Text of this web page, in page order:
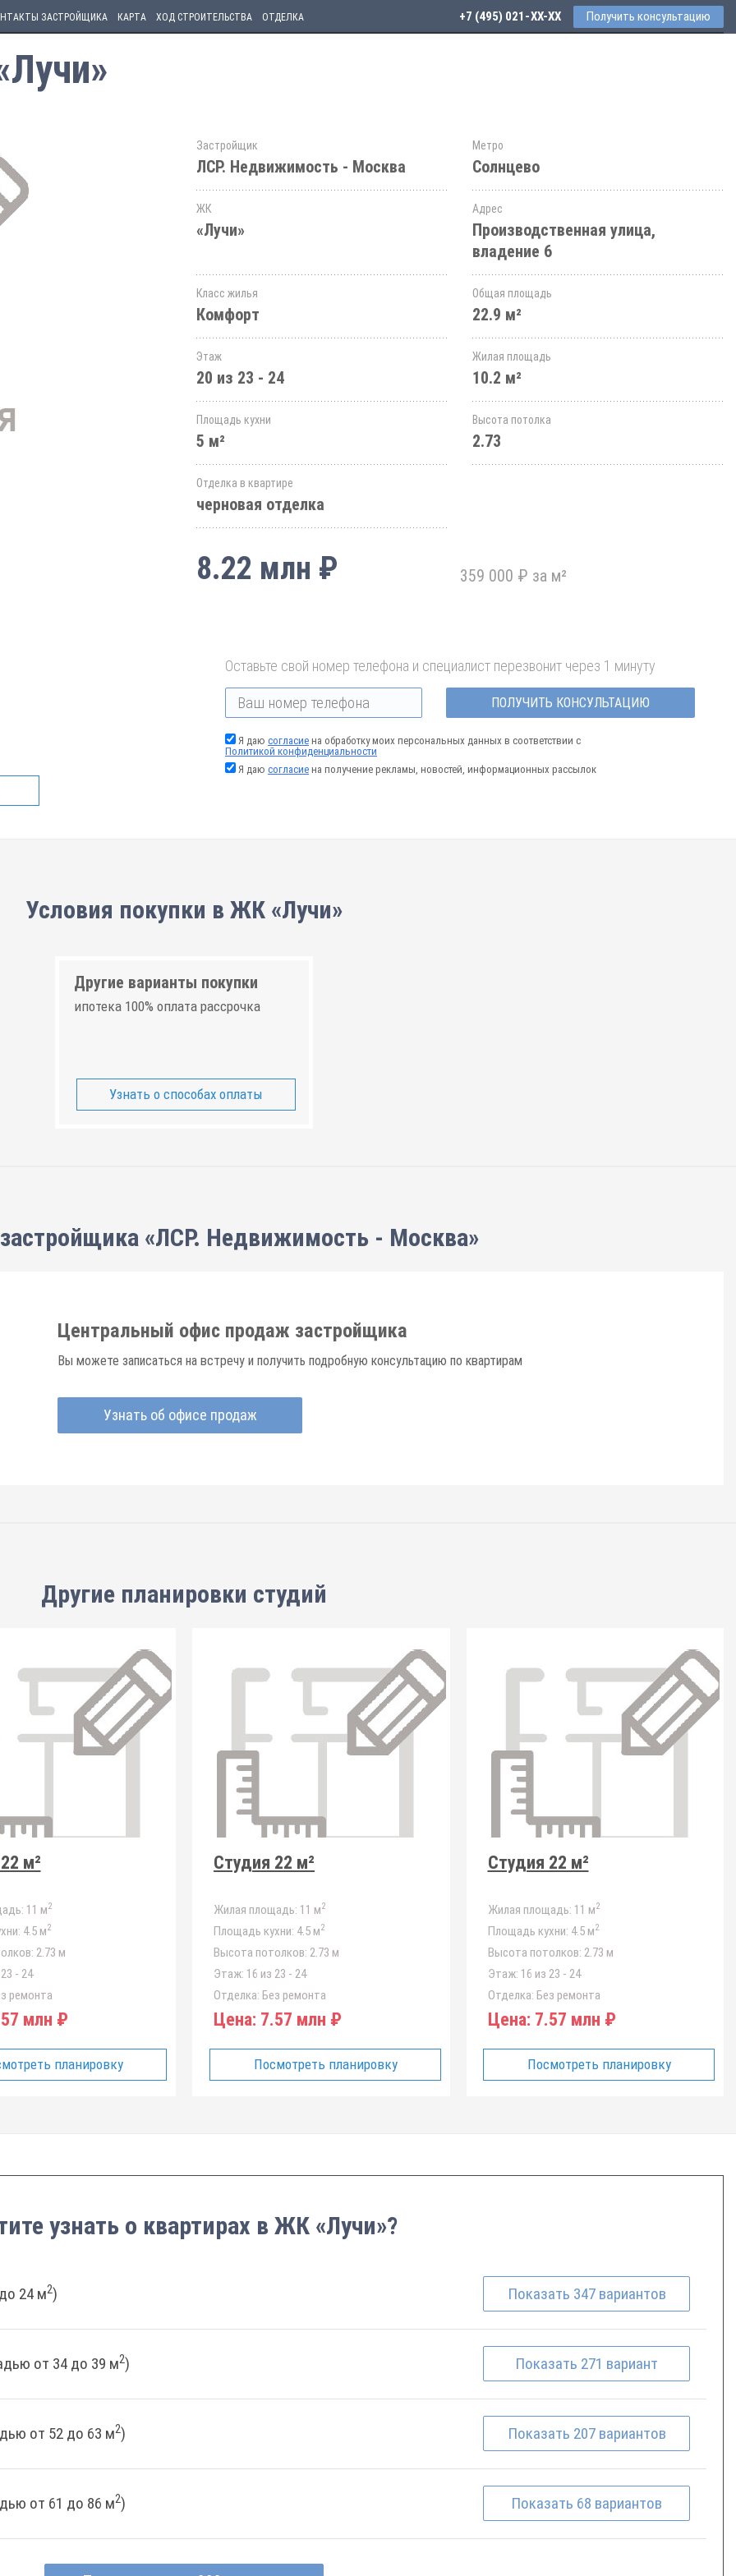
ЗАСТРОЙЩИКА КАРТА ХОД СТРОИТЕЛЬСТВА ОТДЕЛКА +7 (495) 021-41-76 Получить консультацию
Застройщик
ЛСР. Недвижимость - Москва
Метро
Солнцево
ЖК
«Лучи»
Адрес
Производственная улица,
владение 6
Класс жилья
Комфорт
Общая площадь
22.9 м²
Этаж
20 из 23 - 24
Жилая площадь
10.2 м²
Площадь кухни
5 м²
Высота потолка
2.73
Отделка в квартире
черновая отделка
8.22 млн ₽ 359 000 ₽ за м²
Оставьте свой номер телефона и специалист перезвонит через 1 минуту
ПОЛУЧИТЬ КОНСУЛЬТАЦИЮ
Я даю согласие на обработку моих персональных данных в соответствии с
Политикой конфиденциальности
Я даю согласие на получение рекламы, новостей, информационных рассылок
Условия покупки в ЖК «Лучи»
Другие варианты покупки
ипотека 100% оплата рассрочка
Узнать о способах оплаты
«ЛСР. Недвижимость - Москва»
Центральный офис продаж застройщика
Вы можете записаться на встречу и получить подробную консультацию по квартирам
Узнать об офисе продаж
Другие планировки студий
м²
11 м2
4.5 м2
2.73 м
- 24
ремонта
млн ₽
планировку
Студия 22 м²
Жилая площадь: 11 м2
Площадь кухни: 4.5 м2
Высота потолков: 2.73 м
Этаж: 16 из 23 - 24
Отделка: Без ремонта
Цена: 7.57 млн ₽
Посмотреть планировку
Студия 22 м²
Жилая площадь: 11 м2
Площадь кухни: 4.5 м2
Высота потолков: 2.73 м
Этаж: 16 из 23 - 24
Отделка: Без ремонта
Цена: 7.57 млн ₽
Посмотреть планировку
узнать о квартирах в ЖК «Лучи»?
24 м2) Показать 347 вариантов
от 34 до 39 м2) Показать 271 вариант
от 52 до 63 м2) Показать 207 вариантов
от 61 до 86 м2) Показать 68 вариантов